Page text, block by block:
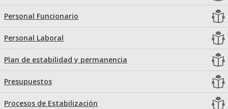
Personal Funcionario
Personal Laboral
Plan de estabilidad y permanencia
Presupuestos
Procesos de Estabilización